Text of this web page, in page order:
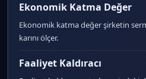
Ekonomik Katma Değer
Ekonomik katma değer şirketin
karını ölçer.
Faaliyet Kaldıracı